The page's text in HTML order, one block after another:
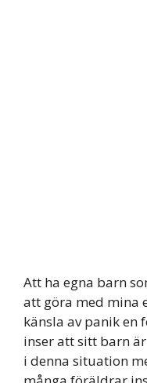
Att ha egna barn
att göra med mina
känsla av panik en
inser att sitt barn
i denna situation